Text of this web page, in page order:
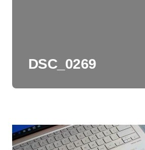
DSC_0269